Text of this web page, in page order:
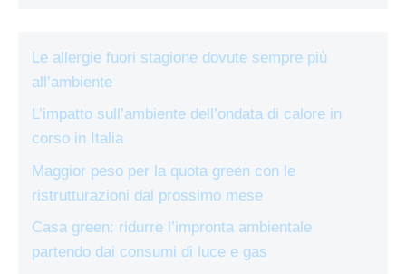
Le allergie fuori stagione dovute sempre più
all’ambiente
L’impatto sull’ambiente dell’ondata di calore in
corso in Italia
Maggior peso per la quota green con le
ristrutturazioni dal prossimo mese
Casa green: ridurre l’impronta ambientale
partendo dai consumi di luce e gas